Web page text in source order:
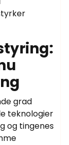
grad
teknologier
og tingenes